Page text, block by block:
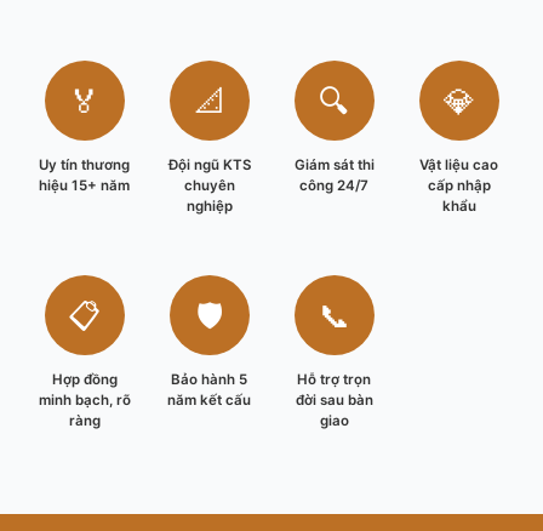
🏅
Uy tín thương
hiệu 15+ năm
📐
Đội ngũ KTS
chuyên
nghiệp
🔍
Giám sát thi
công 24/7
💎
Vật liệu cao
cấp nhập
khẩu
📋
Hợp đồng
minh bạch, rõ
ràng
🛡️
Bảo hành 5
năm kết cấu
📞
Hỗ trợ trọn
đời sau bàn
giao